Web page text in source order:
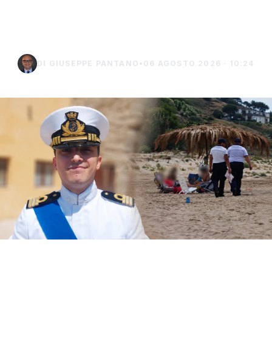
DI GIUSEPPE PANTANO • 06 AGOSTO 2026 · 10:24